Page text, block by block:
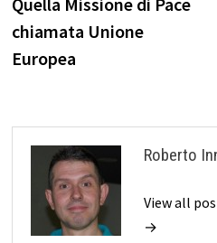
articoli
chiamata Unione
Europea
Roberto
View all
→